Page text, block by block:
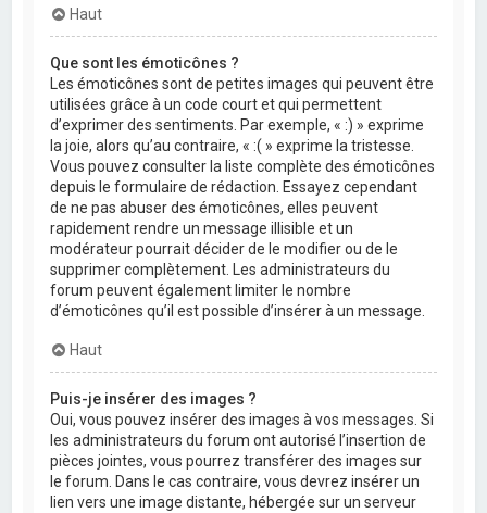
Haut
Que sont les émoticônes ?
Les émoticônes sont de petites images qui peuvent être
utilisées grâce à un code court et qui permettent
d’exprimer des sentiments. Par exemple, « :) » exprime
la joie, alors qu’au contraire, « :( » exprime la tristesse.
Vous pouvez consulter la liste complète des émoticônes
depuis le formulaire de rédaction. Essayez cependant
de ne pas abuser des émoticônes, elles peuvent
rapidement rendre un message illisible et un
modérateur pourrait décider de le modifier ou de le
supprimer complètement. Les administrateurs du
forum peuvent également limiter le nombre
d’émoticônes qu’il est possible d’insérer à un message.
Haut
Puis-je insérer des images ?
Oui, vous pouvez insérer des images à vos messages. Si
les administrateurs du forum ont autorisé l’insertion de
pièces jointes, vous pourrez transférer des images sur
le forum. Dans le cas contraire, vous devrez insérer un
lien vers une image distante, hébergée sur un serveur